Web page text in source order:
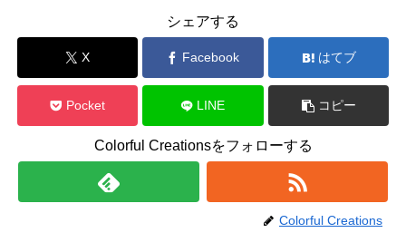
シェアする
X Facebook はてブ
Pocket LINE コピー
Colorful Creationsをフォローする
Colorful Creations